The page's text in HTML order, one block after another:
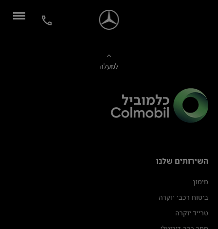
למעלה
השירותים שלנו
מימון
ביטוח רכבי יוקרה
טרייד יוקרה